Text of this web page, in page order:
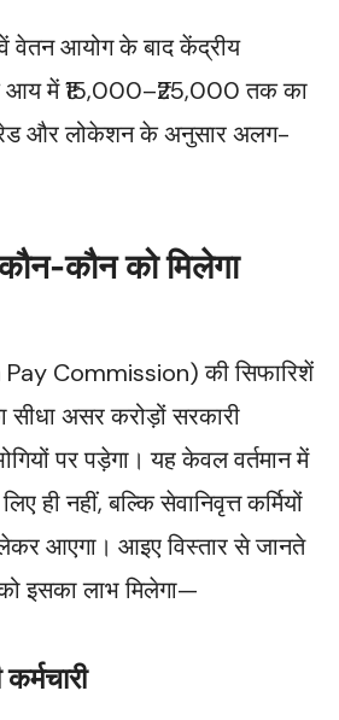
वेतन आयोग के बाद केंद्रीय
आय में ₹15,000–₹25,000 तक का
और लोकेशन के अनुसार अलग-
कौन-कौन को मिलेगा
Commission) की सिफारिशें
सीधा असर करोड़ों सरकारी
पर पड़ेगा। यह केवल वर्तमान में
ही नहीं, बल्कि सेवानिवृत्त कर्मियों
आएगा। आइए विस्तार से जानते
इसका लाभ मिलेगा—